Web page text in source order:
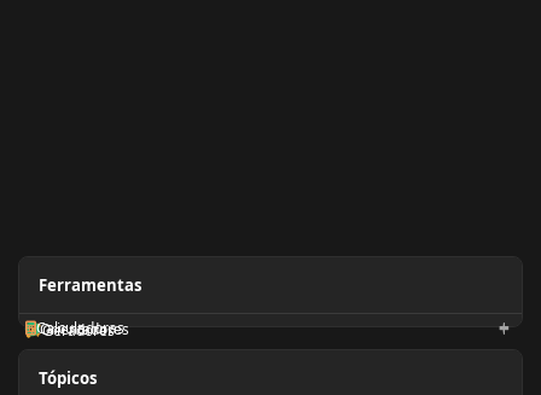
Ferramentas
Geradores
Orientadores
Calculadoras
Tópicos